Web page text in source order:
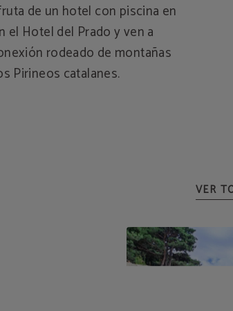
de un hotel con piscina en
el Hotel del Prado y ven a
rodeado de montañas
Pirineos catalanes.